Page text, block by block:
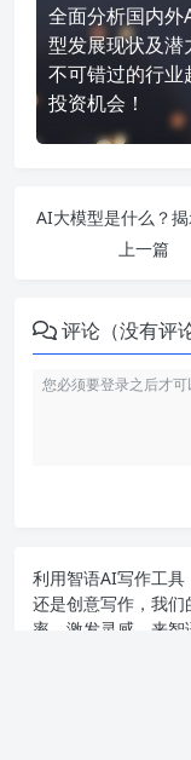
全面分析国内外
型发展现状及潜
不可错过的行业
投资机会！
上一篇
评论（没有评
利用智语AI写作工具
还是创意写作，我
率，激发灵感。来